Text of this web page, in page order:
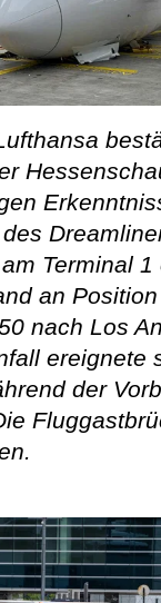
Terminal 1
an
nach Los
ereignete
der